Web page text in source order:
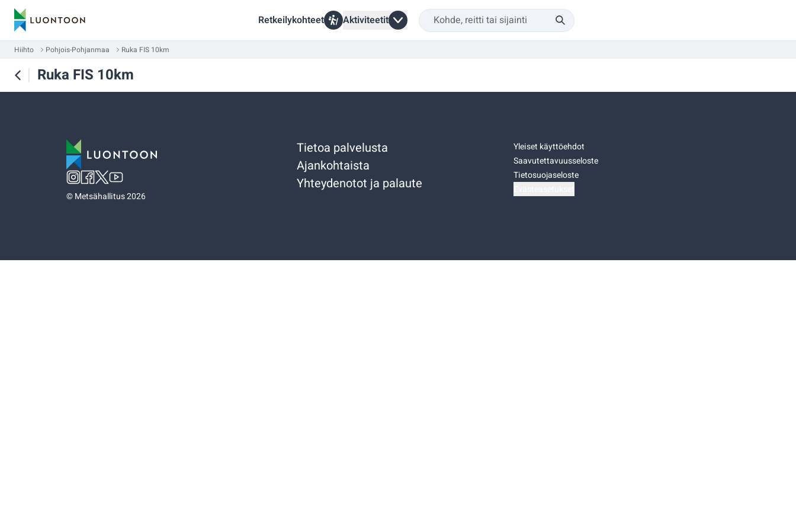
Retkeilykohteet Aktiviteetit
Hiihto Pohjois-Pohjanmaa Ruka FIS 10km
Ruka FIS 10km
©Metsähallitus 2026
Tietoa palvelusta
Ajankohtaista
Yhteydenotot ja palaute
Yleiset käyttöehdot
Saavutettavuusseloste
Tietosuojaseloste